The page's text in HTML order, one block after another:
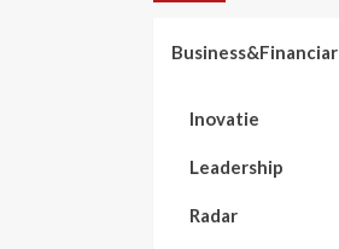
Business&Financiar
Inovatie
Leadership
Radar